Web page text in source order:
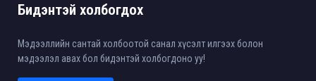
Бидэнтэй холбогдох
Мэдээллийн сантай холбоотой санал хүсэлт илгээх болон
мэдээлэл авах бол бидэнтэй холбогдоно уу!